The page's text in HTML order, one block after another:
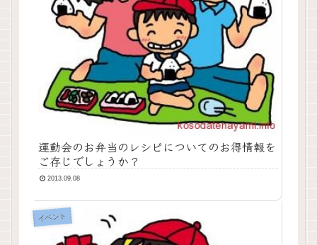
運動会のお弁当のレシピについてのお得情報を
ご存じでしょうか？
2013.09.08
イベント